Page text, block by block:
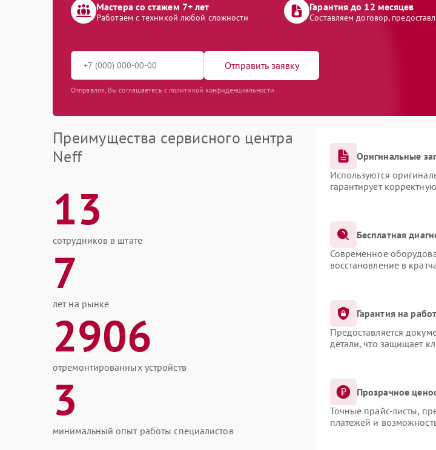
Мастера со стажем 7+ лет
Работаем с техникой любой сложности
Гарантия до 12 месяцев
Составляем договор,
Отправить заявку
Отправляя, Вы соглашаетесь с политикой конфиденциальности
Преимущества сервисного центра
Neff
13
сотрудников в штате
7
лет на рынке
2906
отремонтированных устройств
3
минимальный опыт работы специалистов
Оригинальные
Используются
гарантирует
Бесплатная
Современное
восстановление в
Гарантия на
Предоставляется
детали, что защищает
Прозрачное
Точные прайс-листы,
платежей и